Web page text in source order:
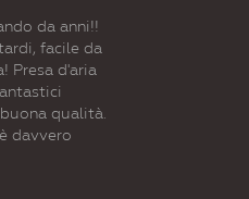
da anni!!
facile da
Presa d'aria
qualità.
davvero